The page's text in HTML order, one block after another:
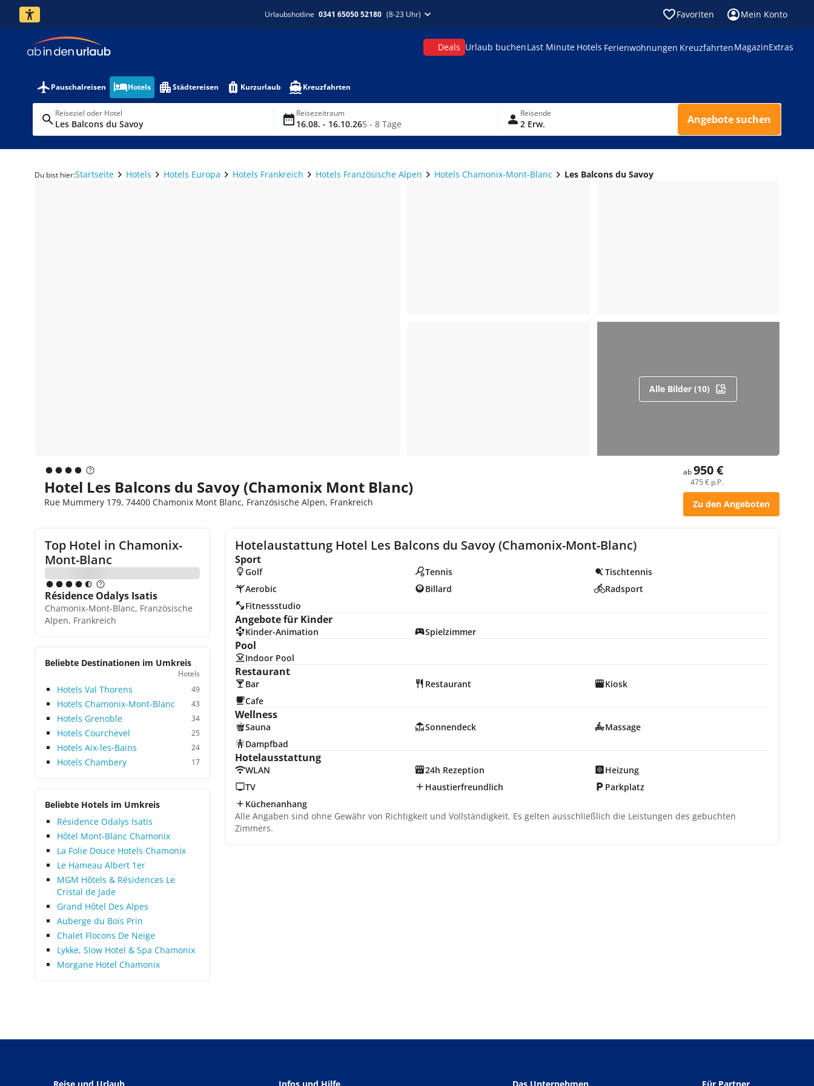
Urlaubshotline 0341 65050 52180 (8-23 Uhr) Favoriten Mein Konto
Deals Urlaub buchenLast Minute Hotels Ferienwohnungen KreuzfahrtenMagazinExtras
Pauschalreisen Hotels Städtereisen Kurzurlaub Kreuzfahrten
Reiseziel oder Hotel
Les Balcons du Savoy
Reisezeitraum
16.08. - 16.10.265 - 8 Tage
Reisende
2 Erw. Angebote suchen
Du bist hier:Startseite Hotels Hotels Europa Hotels Frankreich Hotels Französische Alpen Hotels Chamonix-Mont-Blanc Les Balcons du Savoy
Alle Bilder (10)
Hotel Les Balcons du Savoy (Chamonix Mont Blanc)
Rue Mummery 179, 74400 Chamonix Mont Blanc, Französische Alpen, Frankreich
ab950 €
475 € p.P.
Zu den Angeboten
Top Hotel in Chamonix-
Mont-Blanc
Résidence Odalys Isatis
Chamonix-Mont-Blanc, Französische
Alpen, Frankreich
Beliebte Destinationen im Umkreis
Hotels
Hotels Val Thorens 49
Hotels Chamonix-Mont-Blanc 43
Hotels Grenoble 34
Hotels Courchevel 25
Hotels Aix-les-Bains 24
Hotels Chambery 17
Beliebte Hotels im Umkreis
Résidence Odalys Isatis
Hôtel Mont-Blanc Chamonix
La Folie Douce Hotels Chamonix
Le Hameau Albert 1er
MGM Hôtels & Résidences Le
Cristal de Jade
Grand Hôtel Des Alpes
Auberge du Bois Prin
Chalet Flocons De Neige
Lykke, Slow Hotel & Spa Chamonix
Morgane Hotel Chamonix
Hotelaustattung Hotel Les Balcons du Savoy (Chamonix-Mont-Blanc)
Sport
Golf Tennis
Tischtennis
Aerobic
Billard
Radsport
Fitnessstudio
Angebote für Kinder
Kinder-Animation Spielzimmer
Pool
Indoor Pool
Restaurant
Bar Restaurant
Kiosk
Cafe
Wellness
Sauna Sonnendeck
Massage
Dampfbad
Hotelausstattung
WLAN 24h Rezeption
Heizung
TV
Haustierfreundlich
Parkplatz
Küchenanhang
Alle Angaben sind ohne Gewähr von Richtigkeit und Vollständigkeit. Es gelten ausschließlich die Leistungen des gebuchten
Zimmers.